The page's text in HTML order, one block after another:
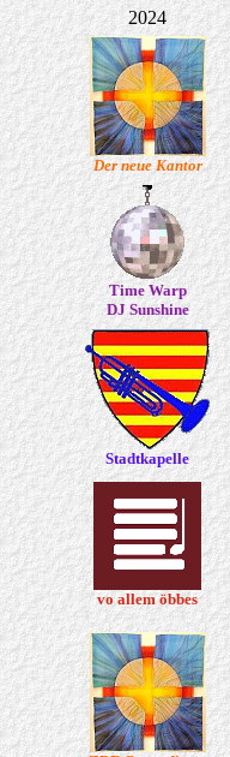
2024
Der neue Kantor
Time Warp
DJ Sunshine
Stadtkapelle
vo allem öbbes